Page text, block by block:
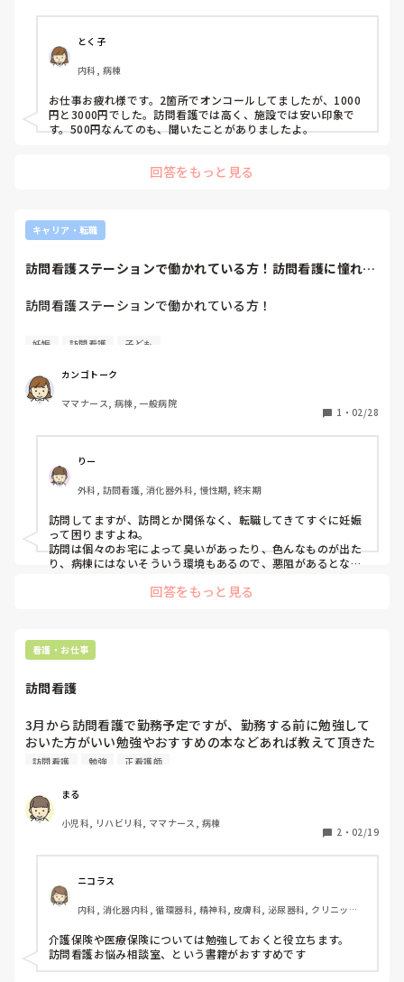
とく子
内科, 病棟
お仕事お疲れ様です。2箇所でオンコールしてましたが、1000
円と3000円でした。訪問看護では高く、施設では安い印象で
す。500円なんてのも、聞いたことがありましたよ。
回答をもっと見る
キャリア・転職
訪問看護ステーションで働かれている方！訪問看護に憧れて
訪問看護ステーションで働かれている方！
訪問看護に憧れていて、転職したいと思っているのですが、
そこで、質問なんですが
やはり転職してすぐに妊娠したら、クビとかになりますか？
もしくは、すぐに妊娠したいと思っているといったら、雇っ
てくれないでしょうか。
妊娠したら、落ち着くまでつわりで働けないかもしれませ
妊娠 訪問看護 子ども
カンゴトーク
ママナース, 病棟, 一般病院
1 ・ 02/28
りー
外科, 訪問看護, 消化器外科, 慢性期, 終末期
訪問してますが、訪問とか関係なく、転職してきてすぐに妊娠
って困りますよね。
訪問は個々のお宅によって臭いがあったり、色んなものが出た
り、病棟にはないそういう環境もあるので、悪阻があるとなお
回答をもっと見る
看護・お仕事
訪問看護
3月から訪問看護で勤務予定ですが、勤務する前に勉強して
おいた方がいい勉強やおすすめの本などあれば教えて頂きた
いです。よろしくお願いします。
訪問看護 勉強 正看護師
まる
小児科, リハビリ科, ママナース, 病棟
2 ・ 02/19
ニコラス
内科, 消化器内科, 循環器科, 精神科, 皮膚科, 泌尿器科, クリニック,
介護保険や医療保険については勉強しておくと役立ちます。
訪問看護お悩み相談室、という書籍がおすすめです